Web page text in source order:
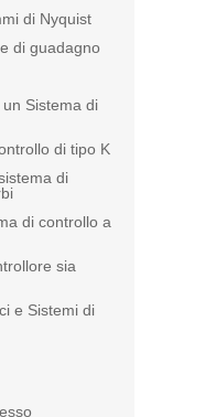
di Nyquist
di guadagno
Sistema di
di tipo K
di
di controllo a
sia
e Sistemi di